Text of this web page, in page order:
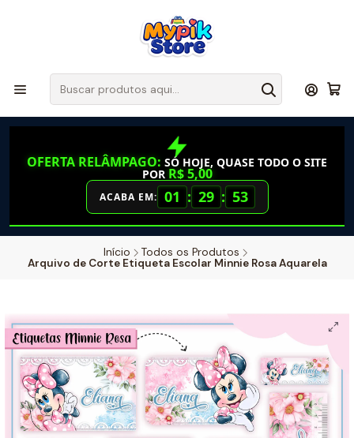
OFERTA RELÂMPAGO: SÓ HOJE, QUASE TODO O SITE
POR R$ 5,00
ACABA EM: 01 : 29 : 52
Início
Todos os Produtos
Arquivo de Corte Etiqueta Escolar Minnie Rosa Aquarela